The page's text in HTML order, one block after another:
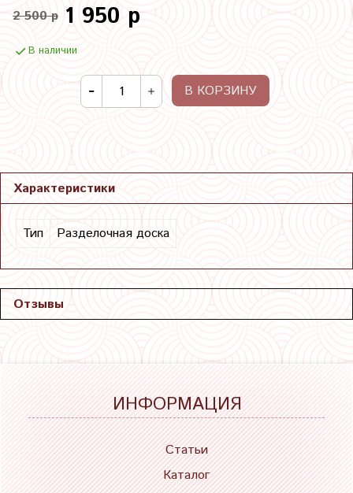
2 500 р 1 950 р
В наличии
В КОРЗИНУ
Характеристики
Тип Разделочная доска
Отзывы
ИНФОРМАЦИЯ
Статьи
Каталог